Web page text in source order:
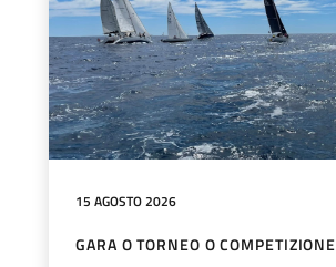
15 AGOSTO 2026
GARA O TORNEO O COMPETIZIONE